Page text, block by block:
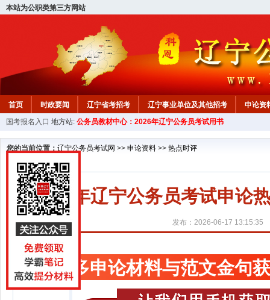
本站为公职类第三方网站
首页 时政要闻 辽宁省考招考 辽宁事业单位及其他招考 申论资
教材中心
国考报名入口 地方站: 公务员教材中心：2026年辽宁公务员考试用书
您的当前位置： 辽宁公务员考试网 >> 申论资料 >> 热点时评
2027年辽宁公务员考试申论
发布：2026-06-17 13:15:35
更多申论材料与范文金句